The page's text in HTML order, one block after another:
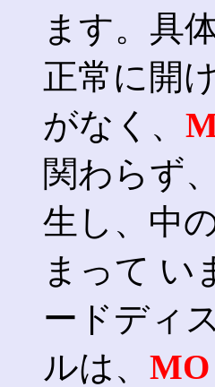
ます。具
正常に開
がなく、
関わらず、
生し、中
まって い
ードディ
ルは、 MO